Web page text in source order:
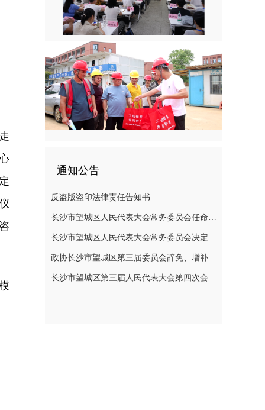
通知公告
反盗版盗印法律责任告知书
长沙市望城区人民代表大会常务委员会任命名单
长沙市望城区人民代表大会常务委员会决定任免名单
政协长沙市望城区第三届委员会辞免、增补政协委员的公告
长沙市望城区第三届人民代表大会第四次会议公告